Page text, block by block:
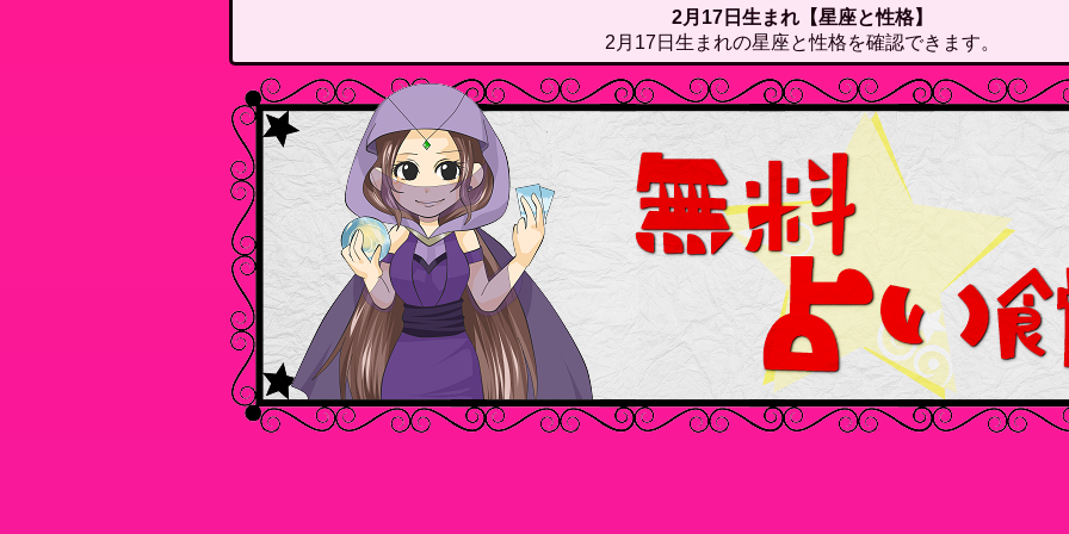
2月17日生まれ【星座と性格】
2月17日生まれの星座と性格を確認できます。